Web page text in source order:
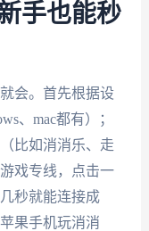
手也能秒
会。首先根据设
、mac都有）；
比如消消乐、走
戏专线，点击一
秒就能连接成
果手机玩消消